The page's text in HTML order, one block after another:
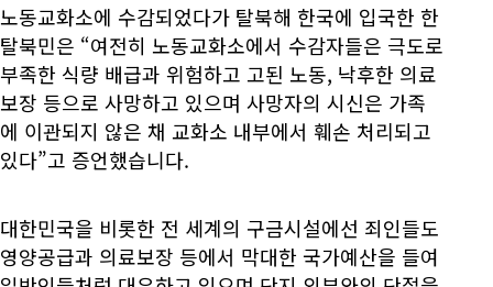
노동교화소에 수감되었다가 탈북해 한국에 입국한 한
탈북민은 “여전히 노동교화소에서 수감자들은 극도로
부족한 식량 배급과 위험하고 고된 노동, 낙후한 의료
보장 등으로 사망하고 있으며 사망자의 시신은 가족
에 이관되지 않은 채 교화소 내부에서 훼손 처리되고
있다”고 증언했습니다.
대한민국을 비롯한 전 세계의 구금시설에선 죄인들도
영양공급과 의료보장 등에서 막대한 국가예산을 들여